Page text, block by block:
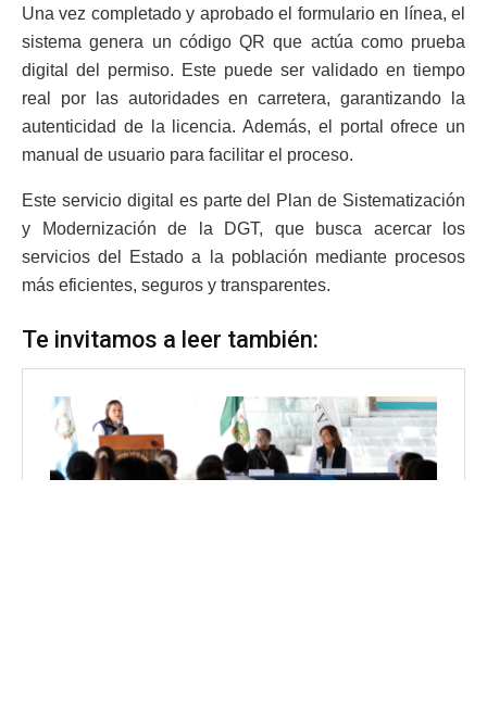
Una vez completado y aprobado el formulario en línea, el
sistema genera un código QR que actúa como prueba
digital del permiso. Este puede ser validado en tiempo
real por las autoridades en carretera, garantizando la
autenticidad de la licencia. Además, el portal ofrece un
manual de usuario para facilitar el proceso.
Este servicio digital es parte del Plan de Sistematización
y Modernización de la DGT, que busca acercar los
servicios del Estado a la población mediante procesos
más eficientes, seguros y transparentes.
Te invitamos a leer también: